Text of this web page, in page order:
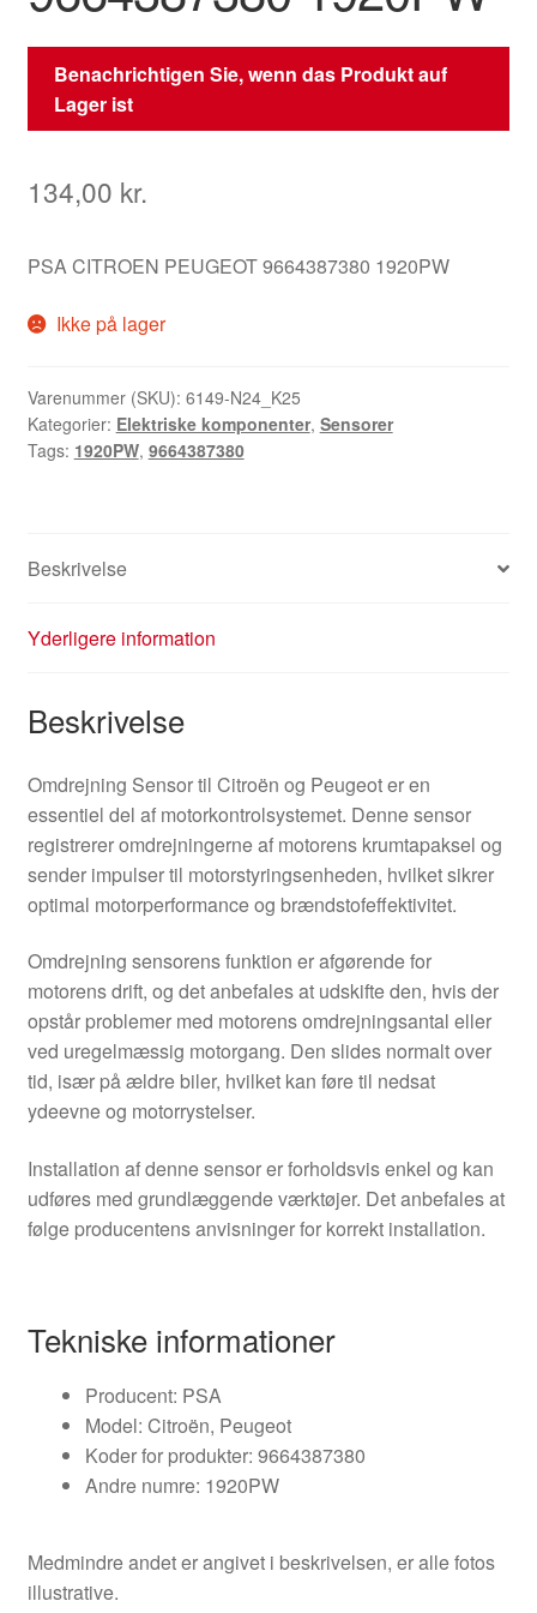
Benachrichtigen Sie, wenn das Produkt auf
Lager ist
134,00 kr.
PSA CITROEN PEUGEOT 9664387380 1920PW
Ikke på lager
Varenummer (SKU): 6149-N24_K25
Kategorier: Elektriske komponenter, Sensorer
Tags: 1920PW, 9664387380
Beskrivelse
Yderligere information
Beskrivelse
Omdrejning Sensor til Citroën og Peugeot er en
essentiel del af motorkontrolsystemet. Denne sensor
registrerer omdrejningerne af motorens krumtapaksel og
sender impulser til motorstyringsenheden, hvilket sikrer
optimal motorperformance og brændstofeffektivitet.
Omdrejning sensorens funktion er afgørende for
motorens drift, og det anbefales at udskifte den, hvis der
opstår problemer med motorens omdrejningsantal eller
ved uregelmæssig motorgang. Den slides normalt over
tid, især på ældre biler, hvilket kan føre til nedsat
ydeevne og motorrystelser.
Installation af denne sensor er forholdsvis enkel og kan
udføres med grundlæggende værktøjer. Det anbefales at
følge producentens anvisninger for korrekt installation.
Tekniske informationer
Producent: PSA
Model: Citroën, Peugeot
Koder for produkter: 9664387380
Andre numre: 1920PW
Medmindre andet er angivet i beskrivelsen, er alle fotos
illustrative.